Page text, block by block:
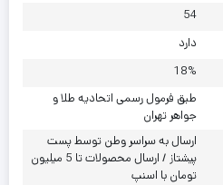
54
دارد
18%
طبق فرمول رسمی اتحادیه طلا و
جواهر تهران
ارسال به سراسر وطن توسط پست
پیشتاز / ارسال محصولات تا 5 میلیون
تومان با اسنپ